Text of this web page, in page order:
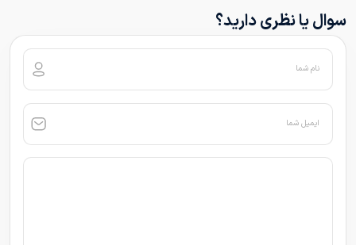
سوال یا نظری دارید؟
نام شما
ایمیل شما